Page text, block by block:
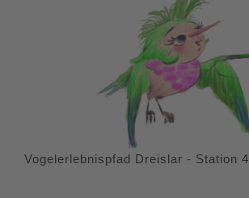
Vogelerlebnispfad Dreislar - Station 4